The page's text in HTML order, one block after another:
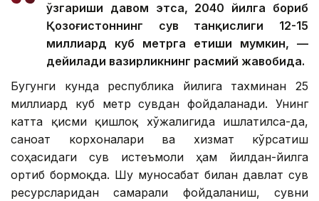
ўзгариши давом этса, 2040 йилга бориб
Қозоғистоннинг сув танқислиги 12-15
миллиард куб метрга етиши мумкин, —
дейилади вазирликнинг расмий жавобида.
Бугунги кунда республика йилига тахминан 25
миллиард куб метр сувдан фойдаланади. Унинг
катта қисми қишлоқ хўжалигида ишлатилса-да,
саноат корхоналари ва хизмат кўрсатиш
соҳасидаги сув истеъмоли ҳам йилдан-йилга
ортиб бормоқда. Шу муносабат билан давлат сув
ресурсларидан самарали фойдаланиш, сувни